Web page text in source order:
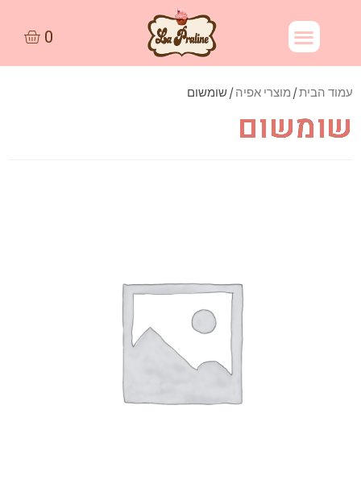
עמוד הבית/ מוצרי אפיה/ שומשום
שומשום